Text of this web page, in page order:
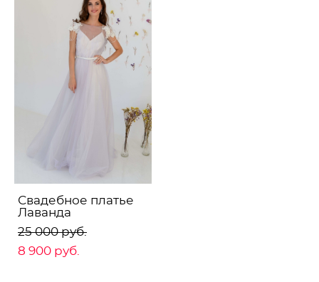
Свадебное платье
Лаванда
25 000 pуб.
8 900 pуб.